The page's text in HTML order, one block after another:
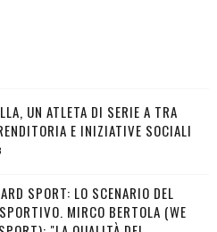
UN ATLETA DI SERIE A TRA
E INIZIATIVE SOCIALI
SPORT: LO SCENARIO DEL
MIRCO BERTOLA (WE